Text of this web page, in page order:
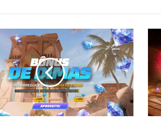
Fire:
Final
e
Skin